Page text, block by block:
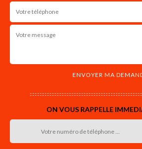
ON VOUS RAPPELLE